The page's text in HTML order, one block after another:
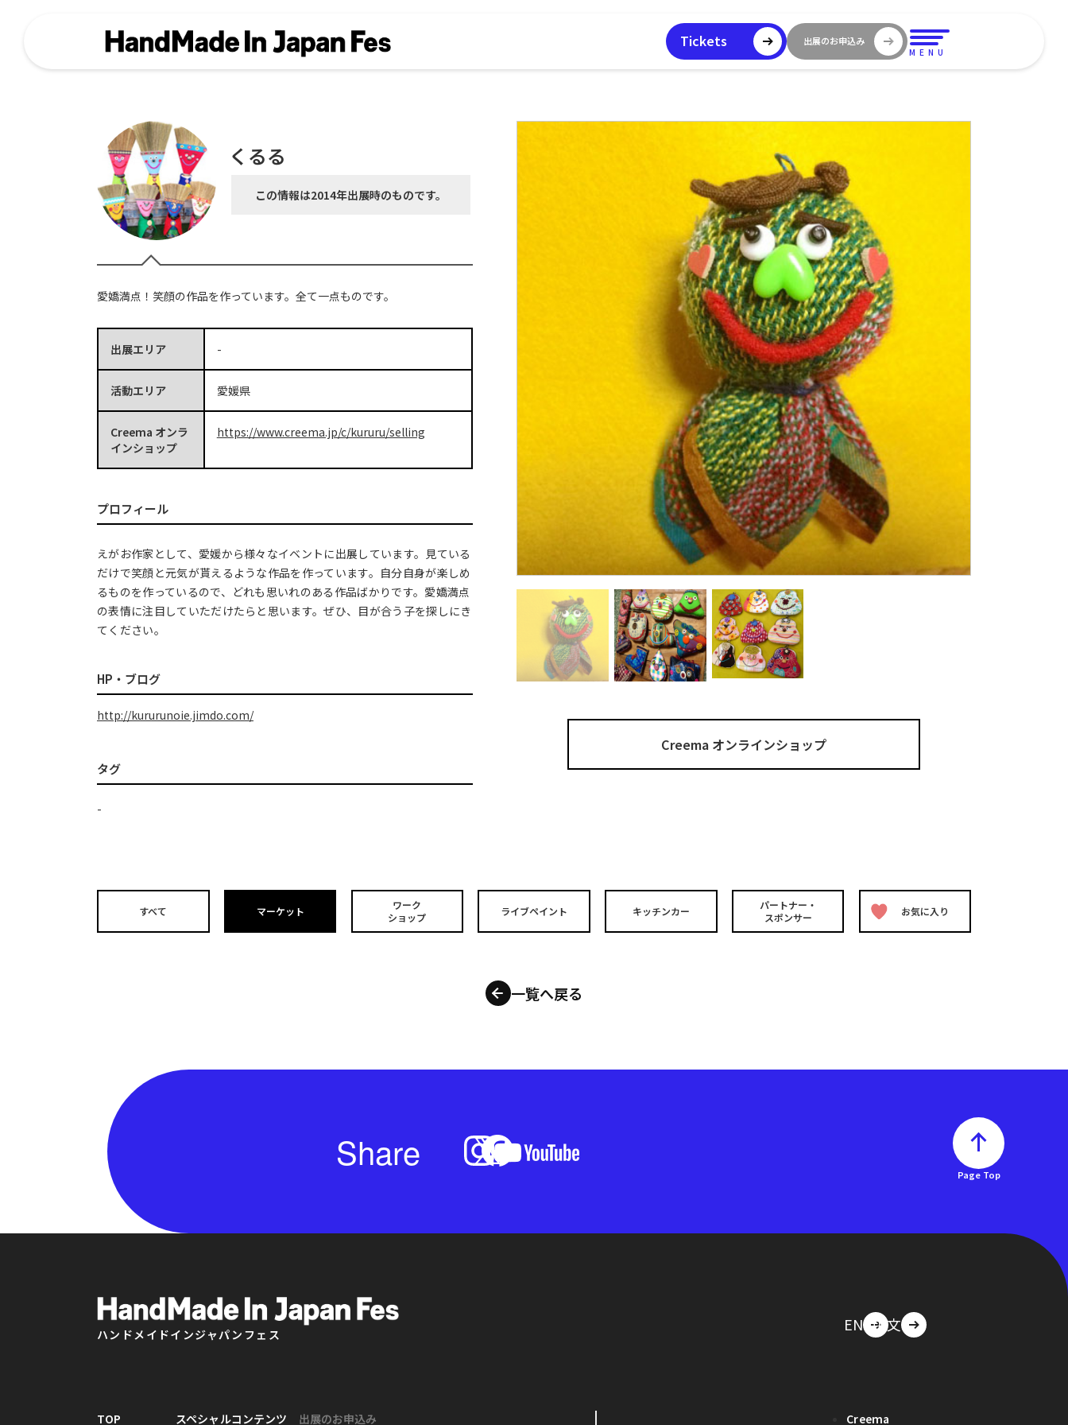
Tickets 出展のお申込み
MENU
くるる
この情報は2014年出展時のものです。
愛嬌満点！笑顔の作品を作っています。全て一点ものです。
出展エリア -
活動エリア 愛媛県
Creema オンラ
インショップ
https://www.creema.jp/c/kururu/selling
プロフィール
えがお作家として、愛媛から様々なイベントに出展しています。見ている
だけで笑顔と元気が貰えるような作品を作っています。自分自身が楽しめ
るものを作っているので、どれも思いれのある作品ばかりです。愛嬌満点
の表情に注目していただけたらと思います。ぜひ、目が合う子を探しにき
てください。
HP・ブログ
http://kururunoie.jimdo.com/
タグ
-
Creema オンラインショップ
すべて マーケット
ワーク
ショップ
ライブペイント キッチンカー
パートナー・
スポンサー
お気に入り
一覧へ戻る
Share
Page Top
ハンドメイドインジャパンフェス
EN 中文
TOP スペシャルコンテンツ 出展のお申込み Creema